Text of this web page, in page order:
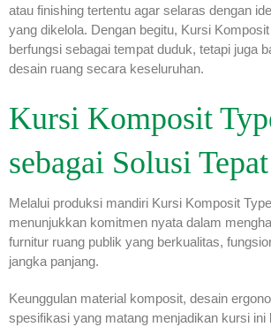
atau finishing tertentu agar selaras dengan
yang dikelola. Dengan begitu, Kursi
berfungsi sebagai tempat duduk, tetapi juga
desain ruang secara keseluruhan.
Kursi Komposit
sebagai Solusi Tepat
Melalui produksi mandiri Kursi Komposit
menunjukkan komitmen nyata dalam
furnitur ruang publik yang berkualitas,
jangka panjang.
Keunggulan material komposit, desain
spesifikasi yang matang menjadikan kursi ini